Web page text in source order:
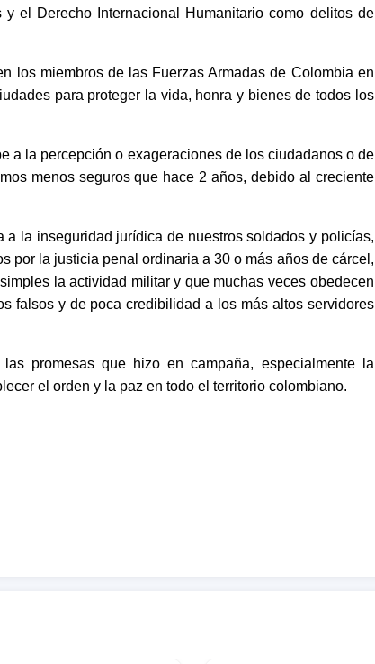
el Derecho Internacional Humanitario como delitos de
los miembros de las Fuerzas Armadas de Colombia en
para proteger la vida, honra y bienes de todos los
a la percepción o exageraciones de los ciudadanos o de
menos seguros que hace 2 años, debido al creciente
la inseguridad jurídica de nuestros soldados y policías,
por la justicia penal ordinaria a 30 o más años de cárcel,
la actividad militar y que muchas veces obedecen
falsos y de poca credibilidad a los más altos servidores
promesas que hizo en campaña, especialmente la
el orden y la paz en todo el territorio colombiano.
jurídicamente que el Gobierno, en nombre del Estado y
y barbarie que no pueden ser olvidados ni mucho